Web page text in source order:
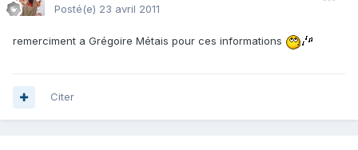
Posté(e) 23 avril 2011
remerciment a Grégoire Métais pour ces informations
Citer